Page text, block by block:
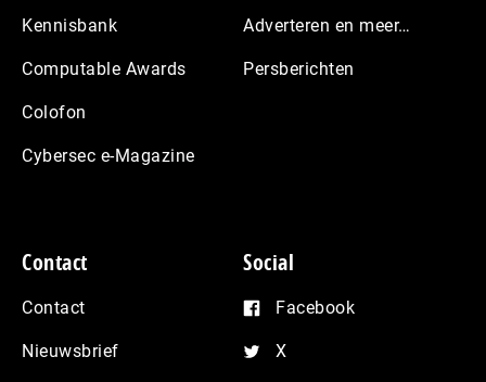
Kennisbank
Computable Awards
Colofon
Cybersec e-Magazine
Adverteren en meer…
Persberichten
Contact
Contact
Nieuwsbrief
Social
Facebook
X